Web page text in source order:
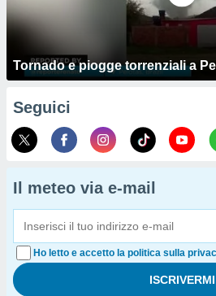
Tornado e piogge torrenziali a
Seguici
Il meteo via e-mail
Ho letto e accetto la politica sulla